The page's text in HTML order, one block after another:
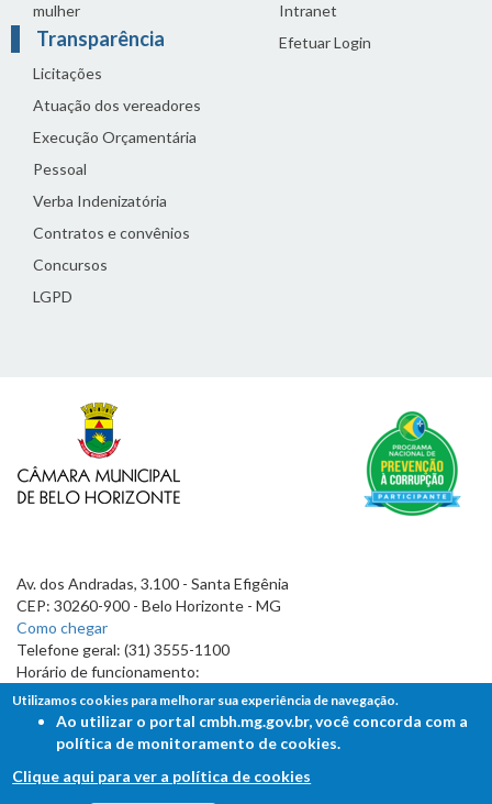
mulher
Transparência
Licitações
Atuação dos vereadores
Execução Orçamentária
Pessoal
Verba Indenizatória
Contratos e convênios
Concursos
LGPD
Intranet
Efetuar Login
Av. dos Andradas, 3.100 - Santa Efigênia
CEP: 30260-900 - Belo Horizonte - MG
Como chegar
Telefone geral: (31) 3555-1100
Horário de funcionamento:
7h às 19h
Utilizamos cookies para melhorar sua experiência de navegação.
Ao utilizar o portal cmbh.mg.gov.br, você concorda com a
política de monitoramento de cookies.
Clique aqui para ver a política de cookies